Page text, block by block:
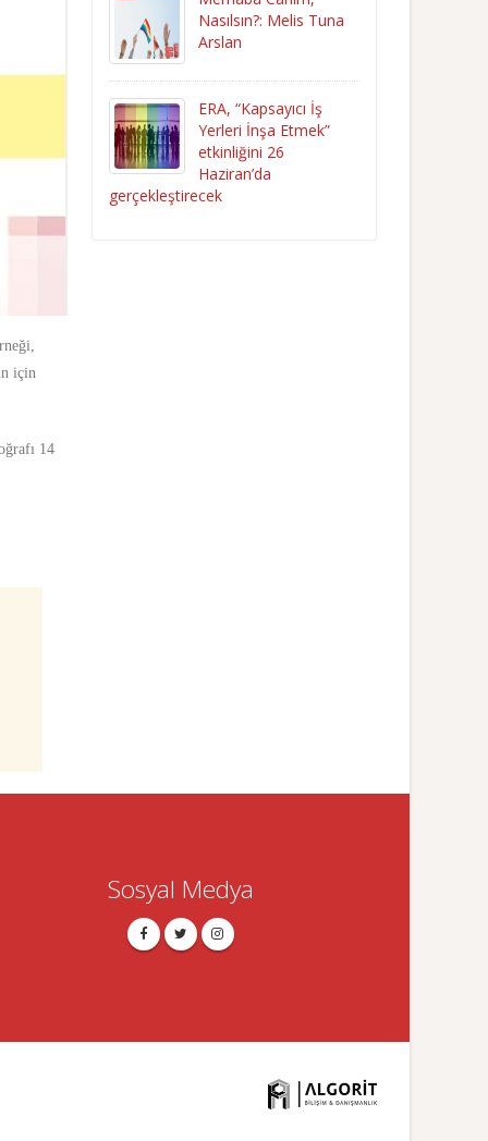
için
14
Nasılsın?: Melis Tuna
Arslan
ERA, “Kapsayıcı İş
Yerleri İnşa Etmek”
etkinliğini 26
Haziran’da
gerçekleştirecek
Sosyal Medya